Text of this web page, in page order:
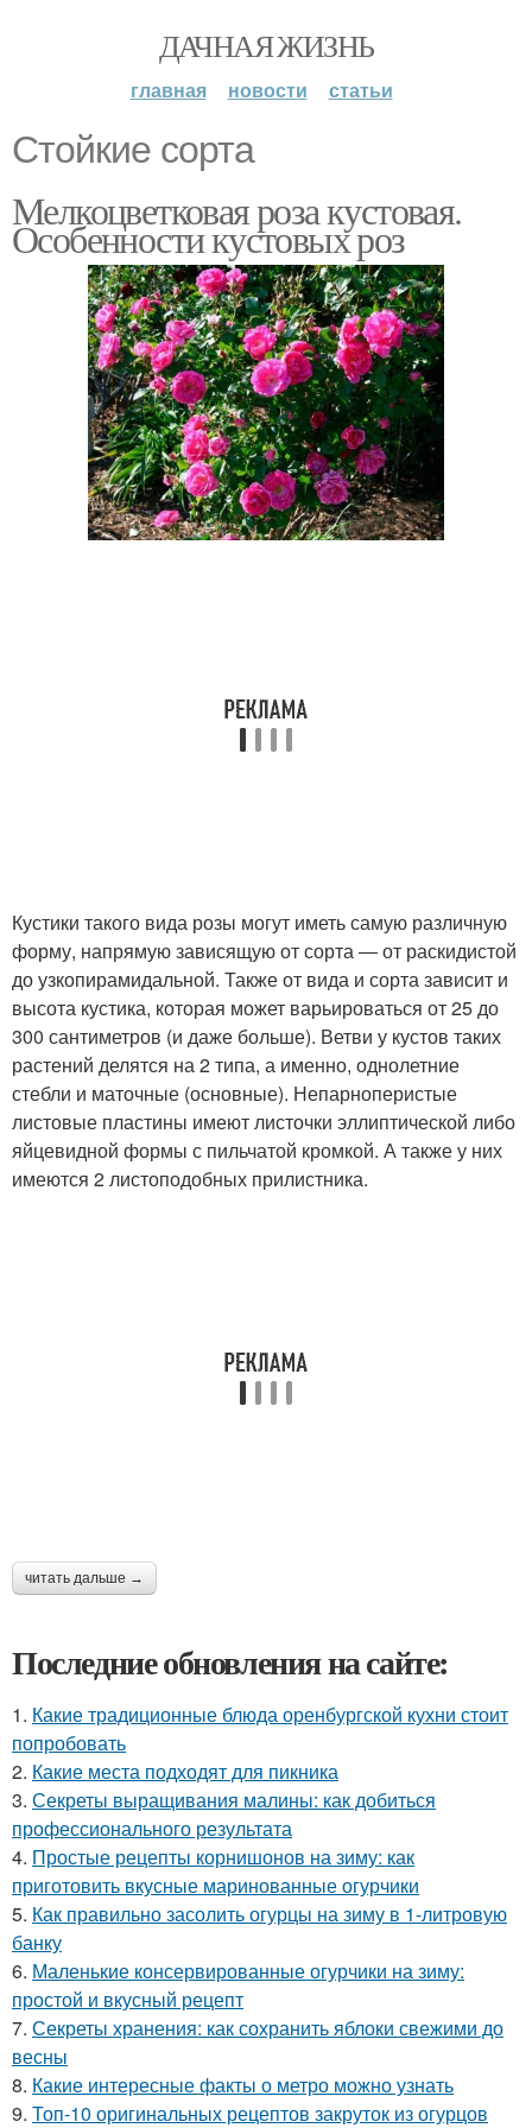
ДАЧНАЯ ЖИЗНЬ
главная новости статьи
Стойкие сорта
Мелкоцветковая роза кустовая.
Особенности кустовых роз
Кустики такого вида розы могут иметь самую различную
форму, напрямую зависящую от сорта ― от раскидистой
до узкопирамидальной. Также от вида и сорта зависит и
высота кустика, которая может варьироваться от 25 до
300 сантиметров (и даже больше). Ветви у кустов таких
растений делятся на 2 типа, а именно, однолетние
стебли и маточные (основные). Непарноперистые
листовые пластины имеют листочки эллиптической либо
яйцевидной формы с пильчатой кромкой. А также у них
имеются 2 листоподобных прилистника.
читать дальше →
Последние обновления на сайте:
1. Какие традиционные блюда оренбургской кухни стоит
попробовать
2. Какие места подходят для пикника
3. Секреты выращивания малины: как добиться
профессионального результата
4. Простые рецепты корнишонов на зиму: как
приготовить вкусные маринованные огурчики
5. Как правильно засолить огурцы на зиму в 1-литровую
банку
6. Маленькие консервированные огурчики на зиму:
простой и вкусный рецепт
7. Секреты хранения: как сохранить яблоки свежими до
весны
8. Какие интересные факты о метро можно узнать
9. Топ-10 оригинальных рецептов закруток из огурцов